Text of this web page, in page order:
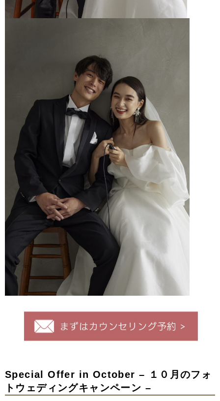
Special Offer in October – １０月のフォ
トウェディングキャンペーン –